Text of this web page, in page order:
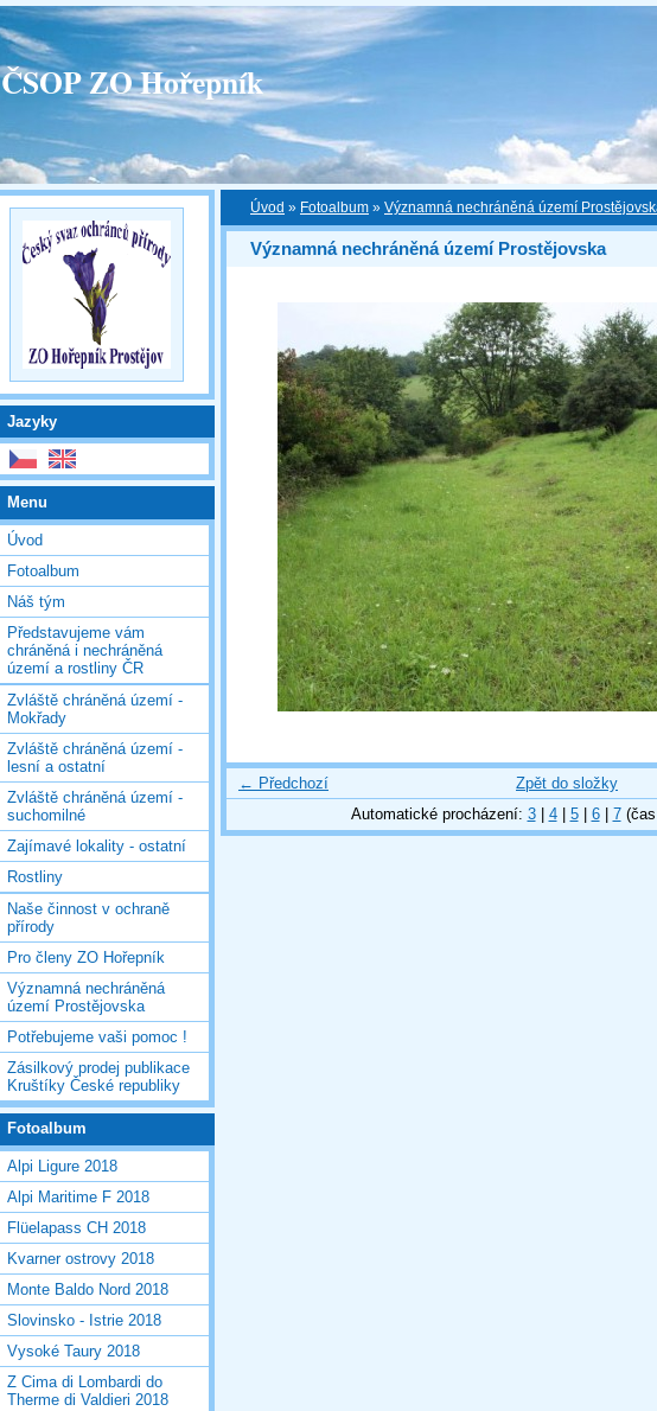
ČSOP ZO Hořepník
Úvod » Fotoalbum » Významná nechráněná území
Významná nechráněná území Prostějovska
← Předchozí
Zpět do složky
Automatické procházení: 3| 4| 5| 6| 7(čas
Jazyky
Menu
Úvod
Fotoalbum
Náš tým
Představujeme vám
chráněná i nechráněná
území a rostliny ČR
Zvláště chráněná území -
Mokřady
Zvláště chráněná území -
lesní a ostatní
Zvláště chráněná území -
suchomilné
Zajímavé lokality - ostatní
Rostliny
Naše činnost v ochraně
přírody
Pro členy ZO Hořepník
Významná nechráněná
území Prostějovska
Potřebujeme vaši pomoc !
Zásilkový prodej publikace
Kruštíky České republiky
Fotoalbum
Alpi Ligure 2018
Alpi Maritime F 2018
Flüelapass CH 2018
Kvarner ostrovy 2018
Monte Baldo Nord 2018
Slovinsko - Istrie 2018
Vysoké Taury 2018
Z Cima di Lombardi do
Therme di Valdieri 2018